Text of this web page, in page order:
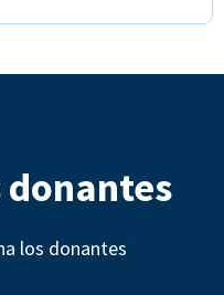
los donantes